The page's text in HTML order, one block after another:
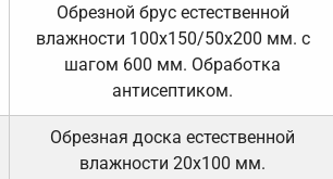
Обрезной брус естественной
влажности 100х150/50х200 мм. с
шагом 600 мм. Обработка
антисептиком.
Обрезная доска естественной
влажности 20х100 мм.